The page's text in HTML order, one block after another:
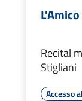
Recital
Stigliani
Accesso